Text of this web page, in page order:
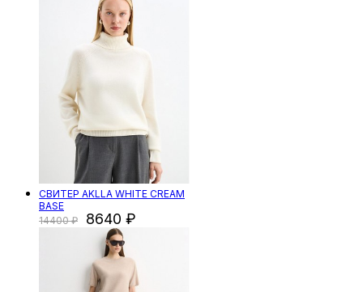
СВИТЕР AKLLA WHITE CREAM
BASE
14400
8640